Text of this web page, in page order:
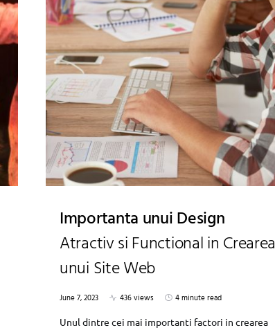
Importanta unui Design
Atractiv si Functional in Crearea
unui Site Web
June 7, 2023 436 views
4 minute read
Unul dintre cei mai importanti factori in crearea